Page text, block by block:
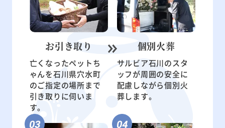
お引き取り
亡くなったペットち
ゃんを石川県穴水町
のご指定の場所まで
引き取りに伺いま
す。
個別火葬
サルビア石川のスタ
ッフが周囲の安全に
配慮しながら個別火
葬します。